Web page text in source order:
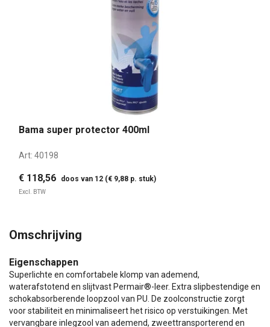
Bama super protector 400ml
Art: 40198
€ 118,56 doos van 12 (€ 9,88 p. stuk)
Excl. BTW
Omschrijving
Eigenschappen
Superlichte en comfortabele klomp van ademend,
waterafstotend en slijtvast Permair®-leer. Extra slipbestendige en
schokabsorberende loopzool van PU. De zoolconstructie zorgt
voor stabiliteit en minimaliseert het risico op verstuikingen. Met
vervangbare inlegzool van ademend, zweettransporterend en